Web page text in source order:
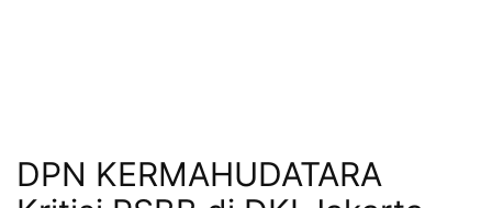
DPN KERMAHUDATARA